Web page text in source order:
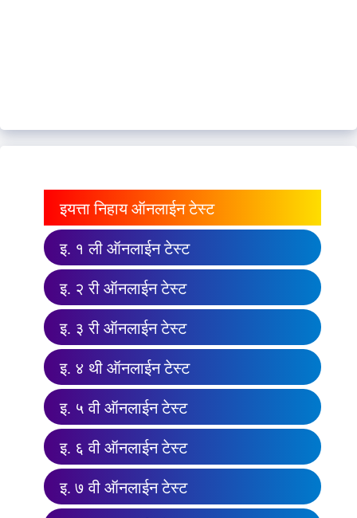
इयत्ता निहाय ऑनलाईन टेस्ट
इ. १ ली ऑनलाईन टेस्ट
इ. २ री ऑनलाईन टेस्ट
इ. ३ री ऑनलाईन टेस्ट
इ. ४ थी ऑनलाईन टेस्ट
इ. ५ वी ऑनलाईन टेस्ट
इ. ६ वी ऑनलाईन टेस्ट
इ. ७ वी ऑनलाईन टेस्ट